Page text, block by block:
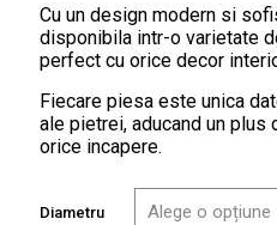
la
Cu un design modern si
disponibila intr-o varietate
perfect cu orice decor
Fiecare piesa este unica
ale pietrei, aducand un
orice incapere.
Diametru